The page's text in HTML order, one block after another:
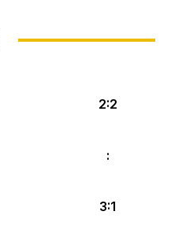
2:2
:
3:1